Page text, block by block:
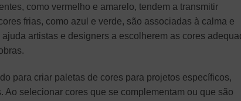
como vermelho e amarelo, tendem a transmitir
frias, como azul e verde, são associadas à calma e
artistas e designers a escolherem as cores
para criar paletas de cores para projetos específicos,
selecionar cores que se complementam ou que são